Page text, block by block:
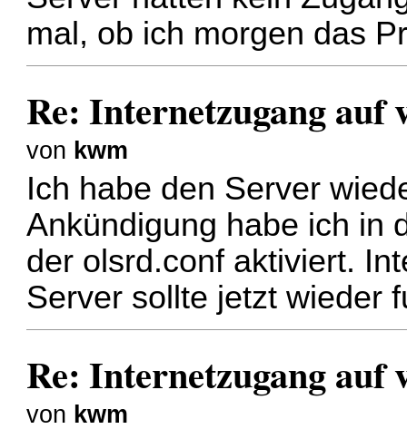
mal, ob ich morgen das
Re: Internetzugang auf
von kwm
Ich habe den Server
Ankündigung habe ich in
der olsrd.conf aktiviert.
Server sollte jetzt wieder
Re: Internetzugang auf
von kwm